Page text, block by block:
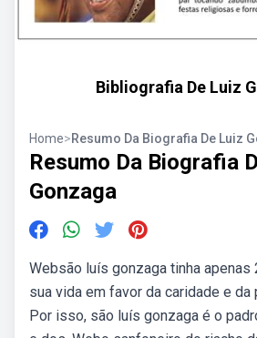
Bibliografia De Luiz
Home>Resumo Da Biografia De Luiz
Resumo Da Biografia
Gonzaga
Websão luís gonzaga tinha apenas
sua vida em favor da caridade e da
Por isso, são luís gonzaga é o